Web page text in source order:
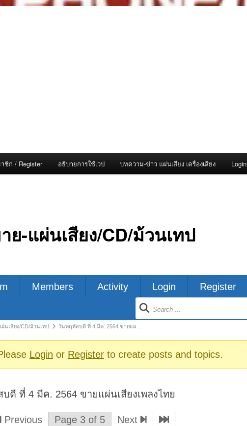
ชิก / Register อธิบายการใช้เวป บทความ-ข่าว แผ่นเสียง เครื่องเสียง Login
ย-แผ่นเสียง/CD/ม้วนเทป
Members Activity Login Register
นเสียง/CD/ม้วนเทป วันพฤหัสบดี ที่ 4 มีค. 2564 ขายแผ …
Login or Registerto create posts and topics.
ดี ที่ 4 มีค. 2564 ขายแผ่นเสียงเพลงไทย
Previous Page 3 of 5 Next